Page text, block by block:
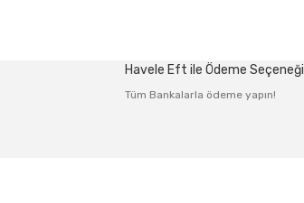
Havele Eft ile Ödeme Seçeneği
Tüm Bankalarla ödeme yapın!